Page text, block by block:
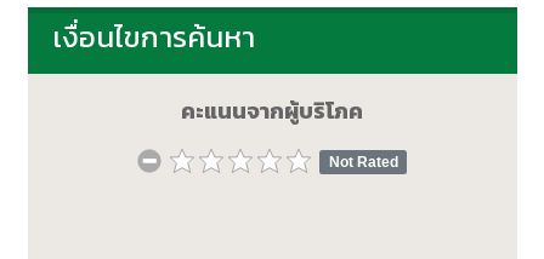
เงื่อนไขการค้นหา
คะแนนจากผู้บริโภค
Not Rated